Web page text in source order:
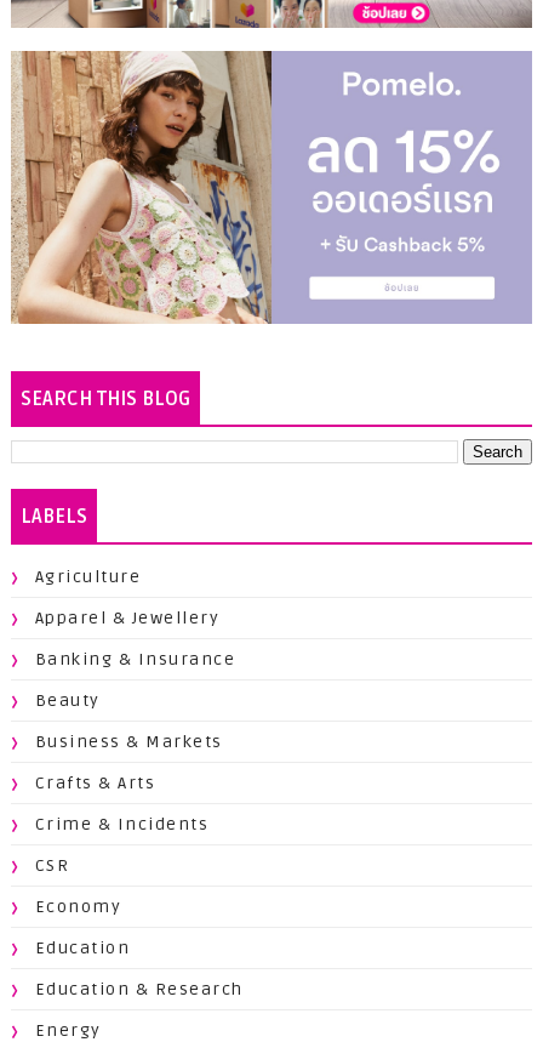
SEARCH THIS BLOG
LABELS
Agriculture
Apparel & Jewellery
Banking & Insurance
Beauty
Business & Markets
Crafts & Arts
Crime & Incidents
CSR
Economy
Education
Education & Research
Energy